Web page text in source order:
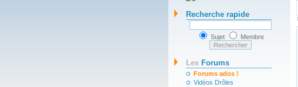
Recherche rapide
Sujet Membre
Les Forums
Forums ados !
Vidéos Drôles